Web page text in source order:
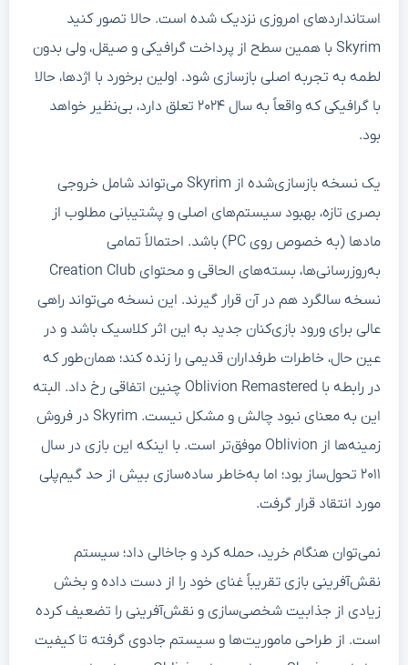
استانداردهای امروزی نزدیک شده است. حالا تصور کنید
Skyrim با همین سطح از پرداخت گرافیکی و صیقل، ولی بدون
لطمه به تجربه اصلی بازسازی شود. اولین برخورد با اژدها، حالا
با گرافیکی که واقعاً به سال ۲۰۲۴ تعلق دارد، بی‌نظیر خواهد
بود.
یک نسخه بازسازی‌شده از Skyrim می‌تواند شامل خروجی
بصری تازه، بهبود سیستم‌های اصلی و پشتیبانی مطلوب از
مادها (به خصوص روی PC) باشد. احتمالاً تمامی
به‌روزرسانی‌ها، بسته‌های الحاقی و محتوای Creation Club
نسخه سالگرد هم در آن قرار گیرند. این نسخه می‌تواند راهی
عالی برای ورود بازی‌کنان جدید به این اثر کلاسیک باشد و در
عین حال، خاطرات طرفداران قدیمی را زنده کند؛ همان‌طور که
در رابطه با Oblivion Remastered چنین اتفاقی رخ داد. البته
این به معنای نبود چالش و مشکل نیست. Skyrim در فروش
زمینه‌ها از Oblivion موفق‌تر است. با اینکه این بازی در سال
۲۰۱۱ تحول‌ساز بود؛ اما به‌خاطر ساده‌سازی بیش از حد گیم‌پلی
مورد انتقاد قرار گرفت.
نمی‌توان هنگام خرید، حمله کرد و جاخالی داد؛ سیستم
نقش‌آفرینی بازی تقریباً غنای خود را از دست داده و بخش
زیادی از جذابیت شخصی‌سازی و نقش‌آفرینی را تضعیف کرده
است. از طراحی ماموریت‌ها و سیستم جادوی گرفته تا کیفیت